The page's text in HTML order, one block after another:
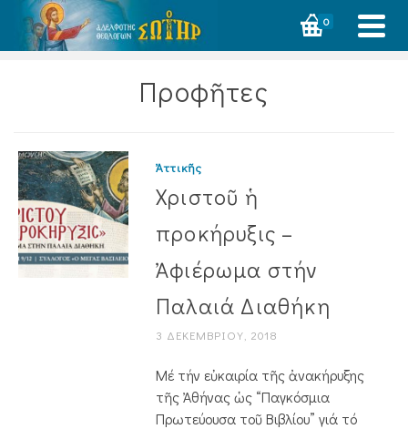
0
Προφῆτες
Ἀττικῆς
Χριστοῦ ἡ
προκήρυξις –
Ἀφιέρωμα στήν
Παλαιά Διαθήκη
3 ΔΕΚΕΜΒΡΊΟΥ, 2018
Μέ τήν εὐκαιρία τῆς ἀνακήρυξης
τῆς Ἀθήνας ὡς “Παγκόσμια
Πρωτεύουσα τοῦ Βιβλίου” γιά τό